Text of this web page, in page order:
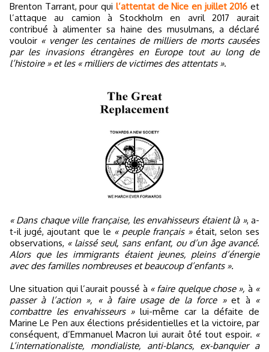
Brenton Tarrant, pour qui l’attentat de Nice en juillet 2016 et
l’attaque au camion à Stockholm en avril 2017 aurait
contribué à alimenter sa haine des musulmans, a déclaré
vouloir « venger les centaines de milliers de morts causées
par les invasions étrangères en Europe tout au long de
l’histoire » et les « milliers de victimes des attentats ».
« Dans chaque ville française, les envahisseurs étaient là », a-
t-il jugé, ajoutant que le « peuple français »était, selon ses
observations, « laissé seul, sans enfant, ou d’un âge avancé.
Alors que les immigrants étaient jeunes, pleins d’énergie
avec des familles nombreuses et beaucoup d’enfants ».
Une situation qui l’aurait poussé à « faire quelque chose », à «
passer à l’action »,
« à faire usage de la force »et à «
combattre les envahisseurs »lui-même car la défaite de
Marine Le Pen aux élections présidentielles et la victoire, par
conséquent, d’Emmanuel Macron lui aurait ôté tout espoir. «
L’internationaliste, mondialiste, anti-blancs, ex-banquier a